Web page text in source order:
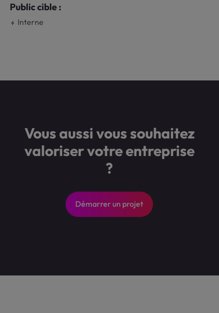
Public cible :
Interne
Vous aussi vous souhaitez
valoriser votre entreprise
?
Démarrer un projet